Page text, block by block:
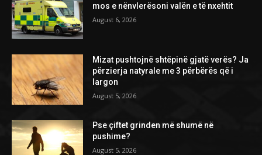
mos e nënvlerësoni valën e të nxehtit
August 6, 2026
Mizat pushtojnë shtëpinë gjatë verës? Ja
përzierja natyrale me 3 përbërës që i
largon
August 5, 2026
Pse çiftet grinden më shumë në
pushime?
August 5, 2026